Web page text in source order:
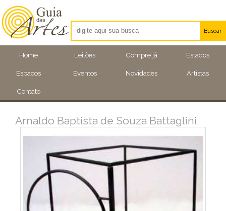
Home Leilões Compre já Estados
Espacos Eventos Novidades Artistas
Contato
Buscar
Artistas
Eventos
Arnaldo Baptista de Souza Battaglini